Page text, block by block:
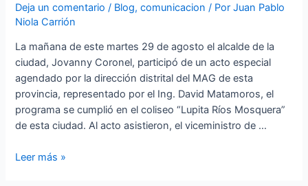
Deja un comentario / Blog,comunicacion / PorJuan Pablo
Niola Carrión
La mañana de este martes 29 de agosto el alcalde de la
ciudad, Jovanny Coronel, participó de un acto especial
agendado por la dirección distrital del MAG de esta
provincia, representado por el Ing. David Matamoros, el
programa se cumplió en el coliseo “Lupita Ríos Mosquera”
de esta ciudad. Al acto asistieron, el viceministro de …
AGRICULTORES
Leer más »